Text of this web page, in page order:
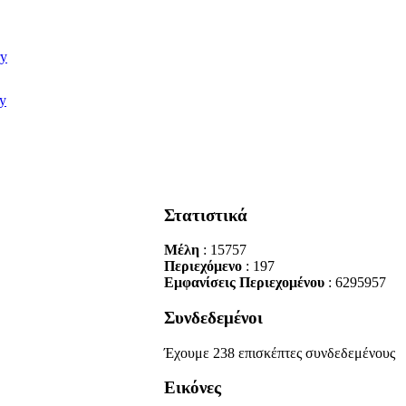
Στατιστικά
Μέλη : 15757
Περιεχόμενο : 197
Εμφανίσεις Περιεχομένου : 6295957
Συνδεδεμένοι
Έχουμε 238 επισκέπτες συνδεδεμένους
Εικόνες